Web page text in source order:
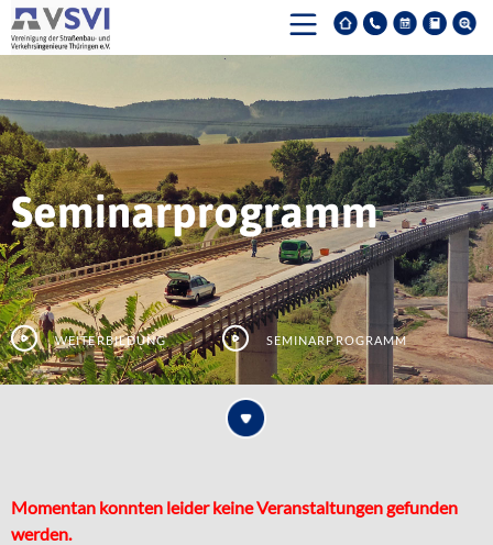
Seminarprogramm
Weiterbildung Seminarprogramm
Momentan konnten leider keine Veranstaltungen gefunden
werden.